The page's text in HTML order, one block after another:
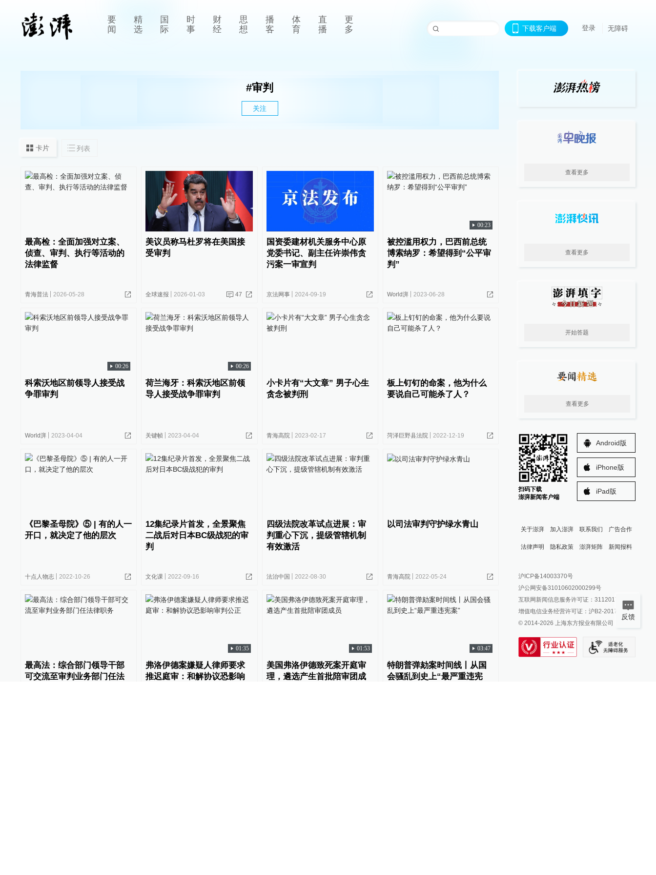
要
闻
精
选
国
际
时
事
财
经
思
想
播
客
体
育
直
播
更
多
下载客户端 登录 无障碍
#审判
关注
卡片 列表
最高检：全面加强对立案、
侦查、审判、执行等活动的
法律监督
青海普法 2026-05-28
美议员称马杜罗将在美国接
受审判
全球速报 2026-01-03 47
国资委建材机关服务中心原
党委书记、副主任许崇伟贪
污案一审宣判
京法网事 2024-09-19
00:23
被控滥用权力，巴西前总统
博索纳罗：希望得到“公平审
判”
World湃 2023-06-28
00:26
科索沃地区前领导人接受战
争罪审判
World湃 2023-04-04
00:26
荷兰海牙：科索沃地区前领
导人接受战争罪审判
关键帧 2023-04-04
小卡片有“大文章” 男子心生
贪念被判刑
青海高院 2023-02-17
板上钉钉的命案，他为什么
要说自己可能杀了人？
菏泽巨野县法院 2022-12-19
《巴黎圣母院》⑤ | 有的人一
开口，就决定了他的层次
十点人物志 2022-10-26
12集纪录片首发，全景聚焦
二战后对日本BC级战犯的审
判
文化课 2022-09-16
四级法院改革试点进展：审
判重心下沉，提级管辖机制
有效激活
法治中国 2022-08-30
以司法审判守护绿水青山
青海高院 2022-05-24
最高法：综合部门领导干部
可交流至审判业务部门任法
01:35
弗洛伊德案嫌疑人律师要求
推迟庭审：和解协议恐影响
01:53
美国弗洛伊德致死案开庭审
理，遴选产生首批陪审团成
03:47
特朗普弹劾案时间线丨从国
会骚乱到史上“最严重违宪
查看更多
查看更多
开始答题
查看更多
扫码下载
澎湃新闻客户端
Android版
iPhone版
iPad版
关于澎湃 加入澎湃 联系我们 广告合作
法律声明 隐私政策 澎湃矩阵
澎湃新闻公众号
澎湃新闻抖音号
派生万物开放平台
IP SHANGHAI
SIXTH TONE
新闻报料
报料邮箱: news@thepaper.cn
沪ICP备14003370号
沪公网安备31010602000299号
互联网新闻信息服务许可证：31120170006
增值电信业务经营许可证：沪B2-2017116
© 2014-2026 上海东方报业有限公司
反馈